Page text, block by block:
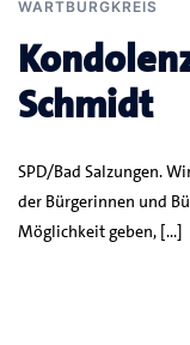
WARTBURGKREIS
Schmidt
SPD/Bad Salzungen.
der Bürgerinnen und
Möglichkeit geben, […]